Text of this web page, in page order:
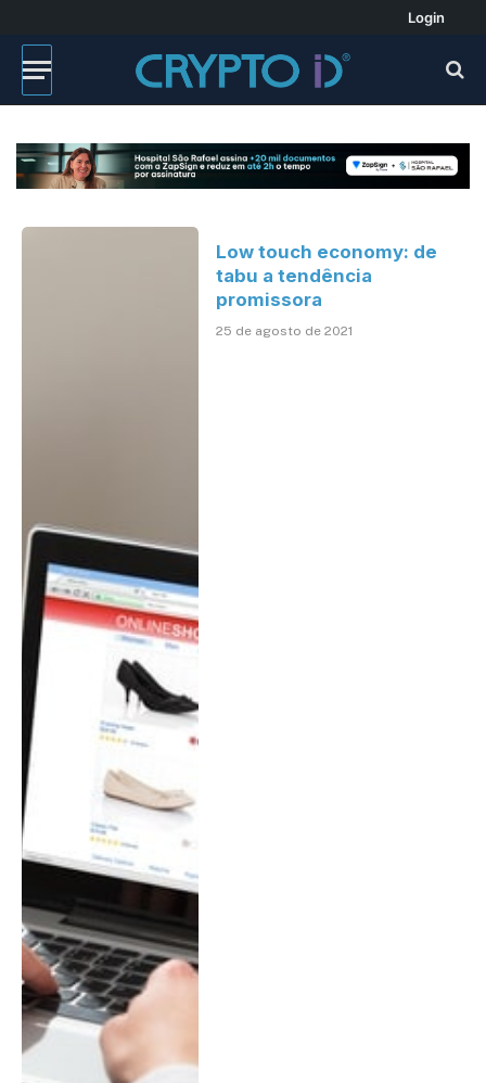
Login
Low touch economy: de
tabu a tendência
promissora
25 de agosto de 2021